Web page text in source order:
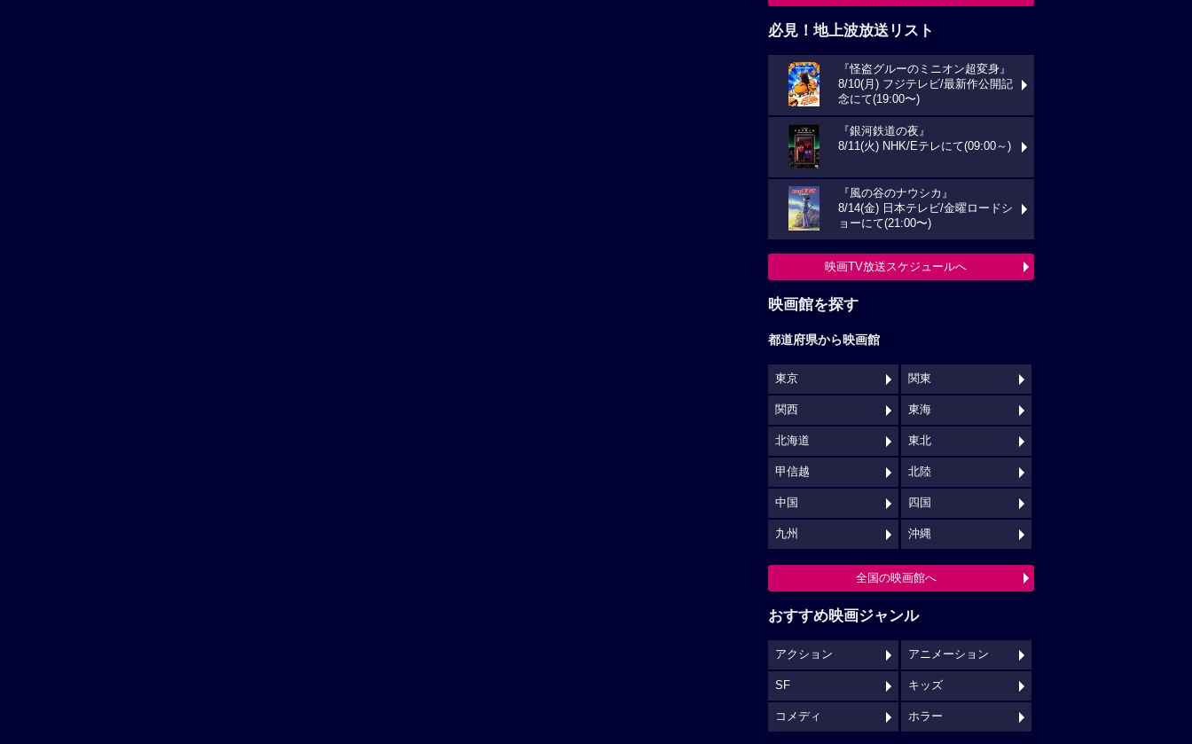
必見！地上波放送リスト
『怪盗グルーのミニオン超変身』
8/10(月) フジテレビ/最新作公開記
念にて(19:00〜)
『銀河鉄道の夜』
8/11(火) NHK/Eテレにて(09:00～)
『風の谷のナウシカ』
8/14(金) 日本テレビ/金曜ロードシ
ョーにて(21:00〜)
映画TV放送スケジュールへ
映画館を探す
都道府県から映画館
東京 関東
関西 東海
北海道 東北
甲信越 北陸
中国 四国
九州 沖縄
全国の映画館へ
おすすめ映画ジャンル
アクション アニメーション
SF キッズ
コメディ ホラー